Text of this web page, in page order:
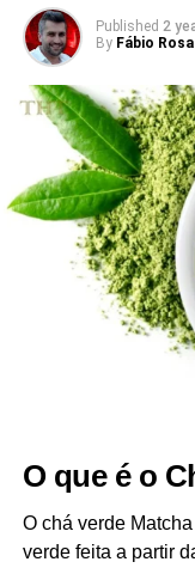
Published 2
By Fábio
O que é o
O chá verde
verde feita a partir